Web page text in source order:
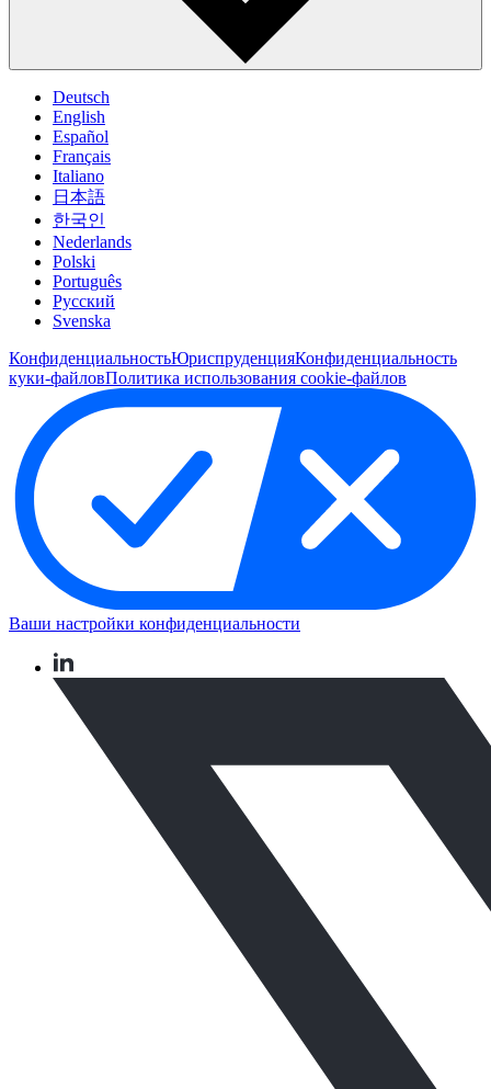
Deutsch
English
Español
Français
Italiano
日本語
한국인
Nederlands
Polski
Português
Pусский
Svenska
КонфиденциальностьЮриспруденцияКонфиденциальность
куки-файловПолитика использования cookie-файлов
Ваши настройки конфиденциальности